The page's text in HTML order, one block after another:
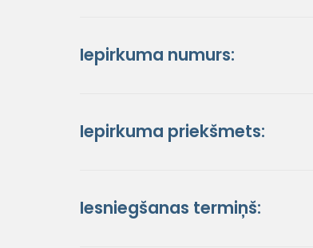
Iepirkuma numurs:
Iepirkuma priekšmets:
Iesniegšanas termiņš: